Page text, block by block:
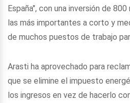
España", con una inversión de
las más importantes a corto y
de muchos puestos de trabajo
Arasti ha aprovechado para
que se elimine el impuesto
los ingresos en vez de hacerlo